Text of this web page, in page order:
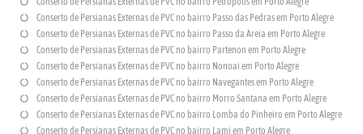
Conserto de Persianas Externas de PVC no bairro Passo das Pedras em Porto Alegre
Conserto de Persianas Externas de PVC no bairro Passo da Areia em Porto Alegre
Conserto de Persianas Externas de PVC no bairro Partenon em Porto Alegre
Conserto de Persianas Externas de PVC no bairro Nonoai em Porto Alegre
Conserto de Persianas Externas de PVC no bairro Navegantes em Porto Alegre
Conserto de Persianas Externas de PVC no bairro Morro Santana em Porto Alegre
Conserto de Persianas Externas de PVC no bairro Lomba do Pinheiro em Porto Alegre
Conserto de Persianas Externas de PVC no bairro Lami em Porto Alegre